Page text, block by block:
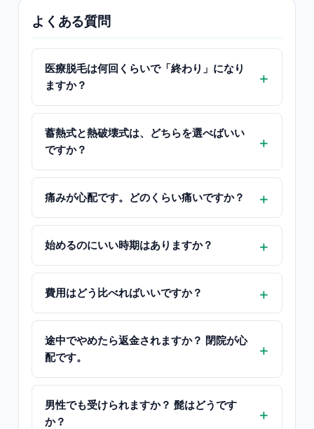
よくある質問
医療脱毛は何回くらいで「終わり」になり
ますか？
蓄熱式と熱破壊式は、どちらを選べばいい
ですか？
痛みが心配です。どのくらい痛いですか？
始めるのにいい時期はありますか？
費用はどう比べればいいですか？
途中でやめたら返金されますか？ 閉院が心
配です。
男性でも受けられますか？ 髭はどうです
か？